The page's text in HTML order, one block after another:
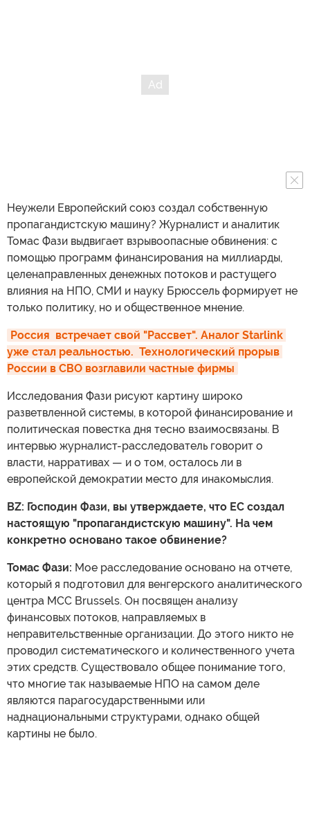
Неужели Европейский союз создал собственную
пропагандистскую машину? Журналист и аналитик
Томас Фази выдвигает взрывоопасные обвинения: с
помощью программ финансирования на миллиарды,
целенаправленных денежных потоков и растущего
влияния на НПО, СМИ и науку Брюссель формирует не
только политику, но и общественное мнение.
Россия  встречает свой "Рассвет". Аналог Starlink
уже стал реальностью.  Технологический прорыв
России в СВО возглавили частные фирмы
Исследования Фази рисуют картину широко
разветвленной системы, в которой финансирование и
политическая повестка дня тесно взаимосвязаны. В
интервью журналист-расследователь говорит о
власти, нарративах — и о том, осталось ли в
европейской демократии место для инакомыслия.
BZ: Господин Фази, вы утверждаете, что ЕС создал
настоящую "пропагандистскую машину". На чем
конкретно основано такое обвинение?
Томас Фази: Мое расследование основано на отчете,
который я подготовил для венгерского аналитического
центра MCC Brussels. Он посвящен анализу
финансовых потоков, направляемых в
неправительственные организации. До этого никто не
проводил систематического и количественного учета
этих средств. Существовало общее понимание того,
что многие так называемые НПО на самом деле
являются парагосударственными или
наднациональными структурами, однако общей
картины не было.